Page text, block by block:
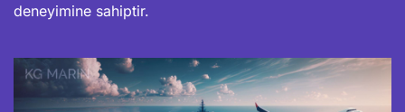
deneyimine sahiptir.